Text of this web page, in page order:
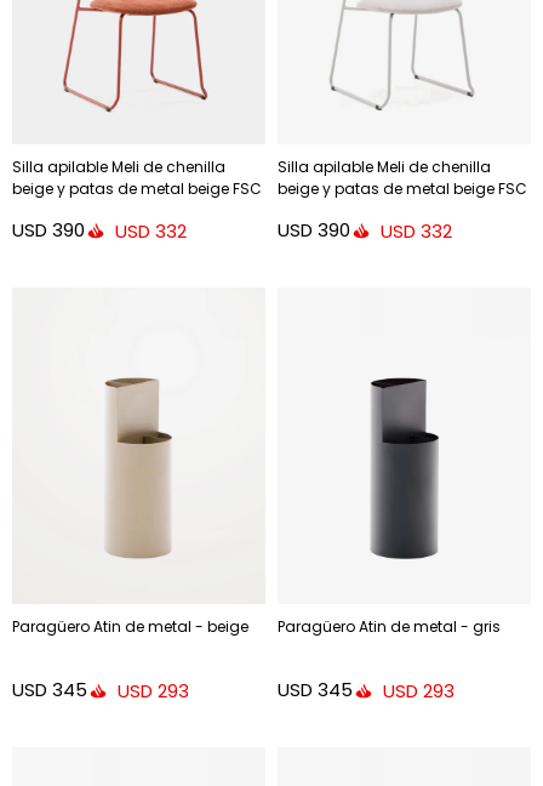
Silla apilable Meli de chenilla
beige y patas de metal beige FSC
metal terracota
USD 390 USD 332
Silla apilable Meli de chenilla
beige y patas de metal beige FSC
de metal beige
USD 390 USD 332
Paragüero Atin de metal - beige
USD 345 USD 293
Paragüero Atin de metal - gris
USD 345 USD 293